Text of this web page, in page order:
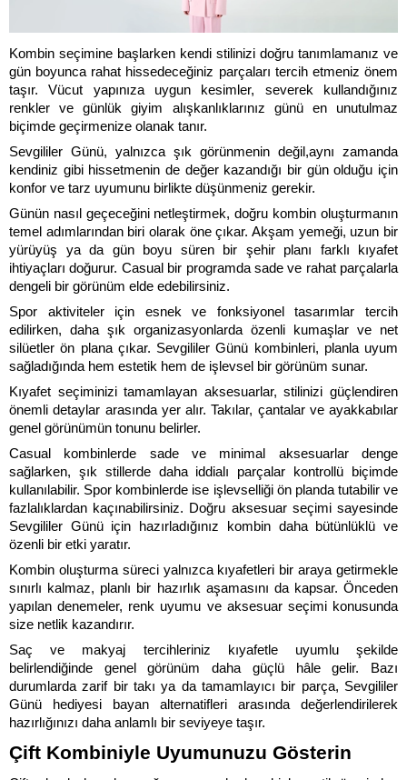
Kombin seçimine başlarken kendi stilinizi doğru tanımlamanız ve
gün boyunca rahat hissedeceğiniz parçaları tercih etmeniz önem
taşır. Vücut yapınıza uygun kesimler, severek kullandığınız
renkler ve günlük giyim alışkanlıklarınız günü en unutulmaz
biçimde geçirmenize olanak tanır.
Sevgililer Günü, yalnızca şık görünmenin değil,aynı zamanda
kendiniz gibi hissetmenin de değer kazandığı bir gün olduğu için
konfor ve tarz uyumunu birlikte düşünmeniz gerekir.
Günün nasıl geçeceğini netleştirmek, doğru kombin oluşturmanın
temel adımlarından biri olarak öne çıkar. Akşam yemeği, uzun bir
yürüyüş ya da gün boyu süren bir şehir planı farklı kıyafet
ihtiyaçları doğurur. Casual bir programda sade ve rahat parçalarla
dengeli bir görünüm elde edebilirsiniz.
Spor aktiviteler için esnek ve fonksiyonel tasarımlar tercih
edilirken, daha şık organizasyonlarda özenli kumaşlar ve net
silüetler ön plana çıkar. Sevgililer Günü kombinleri, planla uyum
sağladığında hem estetik hem de işlevsel bir görünüm sunar.
Kıyafet seçiminizi tamamlayan aksesuarlar, stilinizi güçlendiren
önemli detaylar arasında yer alır. Takılar, çantalar ve ayakkabılar
genel görünümün tonunu belirler.
Casual kombinlerde sade ve minimal aksesuarlar denge
sağlarken, şık stillerde daha iddialı parçalar kontrollü biçimde
kullanılabilir. Spor kombinlerde ise işlevselliği ön planda tutabilir ve
fazlalıklardan kaçınabilirsiniz. Doğru aksesuar seçimi sayesinde
Sevgililer Günü için hazırladığınız kombin daha bütünlüklü ve
özenli bir etki yaratır.
Kombin oluşturma süreci yalnızca kıyafetleri bir araya getirmekle
sınırlı kalmaz, planlı bir hazırlık aşamasını da kapsar. Önceden
yapılan denemeler, renk uyumu ve aksesuar seçimi konusunda
size netlik kazandırır.
Saç ve makyaj tercihleriniz kıyafetle uyumlu şekilde
belirlendiğinde genel görünüm daha güçlü hâle gelir. Bazı
durumlarda zarif bir takı ya da tamamlayıcı bir parça, Sevgililer
Günü hediyesi bayan alternatifleri arasında değerlendirilerek
hazırlığınızı daha anlamlı bir seviyeye taşır.
Çift Kombiniyle Uyumunuzu Gösterin